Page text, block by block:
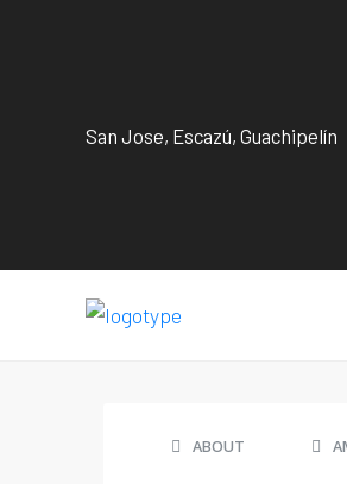
San Jose, Escazú, Guachipelín
ABOUT